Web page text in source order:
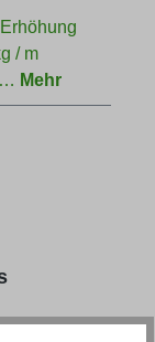
/ m
Mehr